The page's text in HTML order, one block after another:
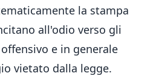
la stampa
all'odio verso gli
e in generale
vietato dalla legge.